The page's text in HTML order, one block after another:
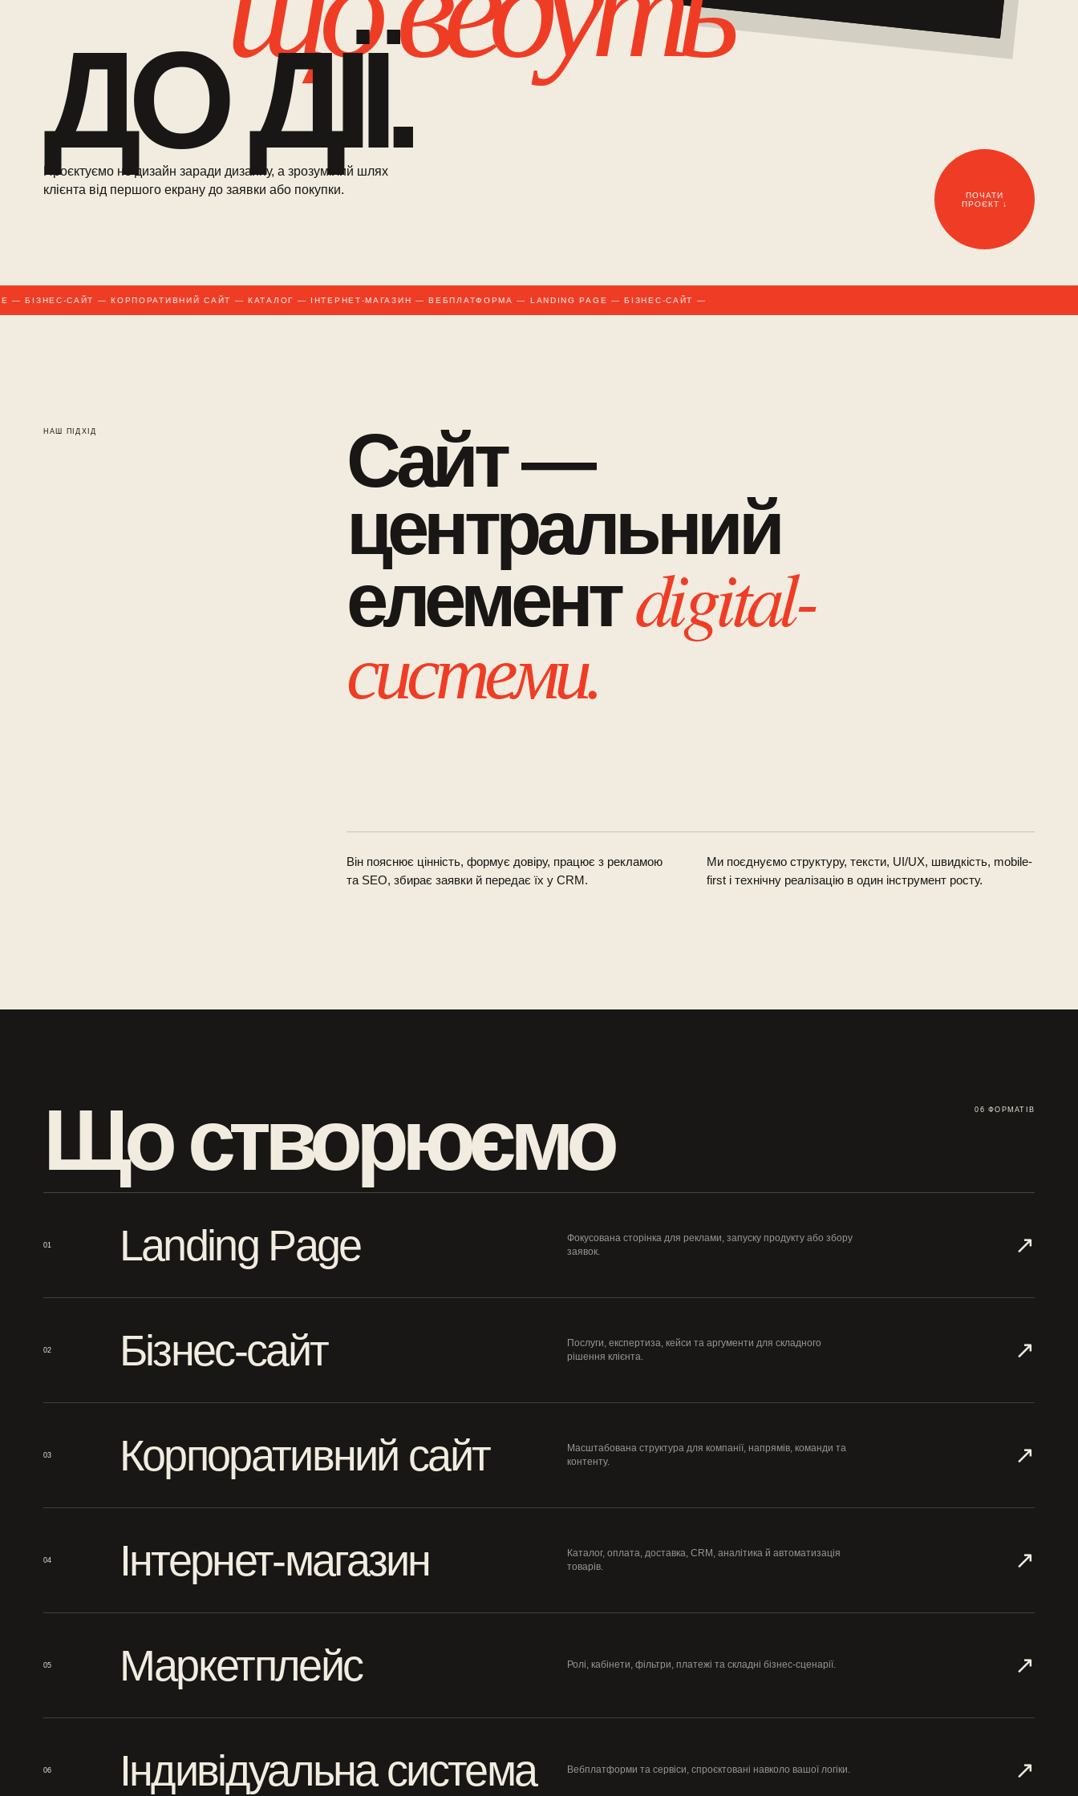
ДО ДІЇ.
Проєктуємо не дизайн заради дизайну, а зрозумілий шлях
клієнта від першого екрану до заявки або покупки.
ПОЧАТИ
ПРОЄКТ ↓
— БІЗНЕС-САЙТ — КОРПОРАТИВНИЙ САЙТ — КАТАЛОГ — ІНТЕРНЕТ-МАГАЗИН — ВЕБПЛАТФОРМА — LANDING PAGE — БІЗНЕС-САЙТ —
НАШ ПІДХІД
Сайт —
центральний
елементdigital-
системи.
Він пояснює цінність, формує довіру, працює з рекламою
та SEO, збирає заявки й передає їх у CRM.
Ми поєднуємо структуру, тексти, UI/UX, швидкість, mobile-
first і технічну реалізацію в один інструмент росту.
Що створюємо 06 ФОРМАТІВ
01 Landing Page
Фокусована сторінка для реклами, запуску продукту або збору
заявок.
↗︎
02 Бізнес-сайт
Послуги, експертиза, кейси та аргументи для складного
рішення клієнта.
↗︎
03 Корпоративний сайт
Масштабована структура для компанії, напрямів, команди та
контенту.
↗︎
04 Інтернет-магазин
Каталог, оплата, доставка, CRM, аналітика й автоматизація
товарів.
↗︎
05 Маркетплейс Ролі, кабінети, фільтри, платежі та складні бізнес-сценарії. ↗︎
06 Індивідуальна система Вебплатформи та сервіси, спроєктовані навколо вашої логіки. ↗︎